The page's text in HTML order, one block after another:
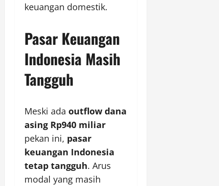
keuangan domestik.
Pasar Keuangan
Indonesia Masih
Tangguh
Meski ada outflow dana
asing Rp940 miliar
pekan ini, pasar
keuangan Indonesia
tetap tangguh. Arus
modal yang masih